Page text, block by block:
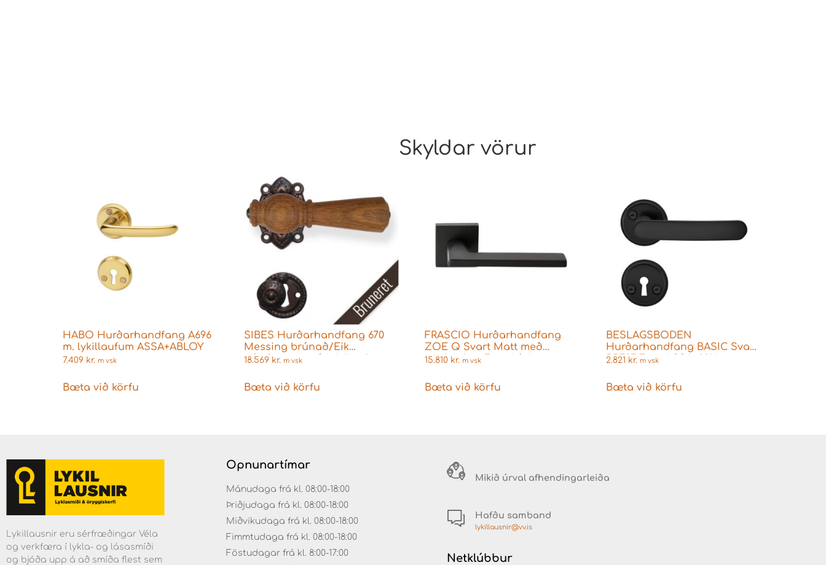
Skyldar vörur
HABO Hurðarhandfang A696
m. lykillaufum ASSA+ABLOY
7.409 kr. m vsk
Bæta við körfu
SIBES Hurðarhandfang 670
Messing brúnað/Eik
náttúruleg með lykillaufum
18.569 kr. m vsk
Bæta við körfu
FRASCIO Hurðarhandfang
ZOE Q Svart Matt með
lykillaufum Fyrir Þýskar
15.810 kr. m vsk
Bæta við körfu
BESLAGSBODEN
Hurðarhandfang BASIC Svart
BB727 Fyrir ASSA+2014 –
2.821 kr. m vsk
Bæta við körfu
Lykillausnir eru sérfræðingar Véla
og verkfæra í lykla- og lásasmíði
og bjóða upp á að smíða flest sem
Opnunartímar
Mánudaga frá kl. 08:00-18:00
Þriðjudaga frá kl. 08:00-18:00
Miðvikudaga frá kl. 08:00-18:00
Fimmtudaga frá kl. 08:00-18:00
Föstudagar frá kl. 8:00-17:00
Mikið úrval afhendingarleiða
Hafðu samband
lykillausnir@vv.is
Netklúbbur